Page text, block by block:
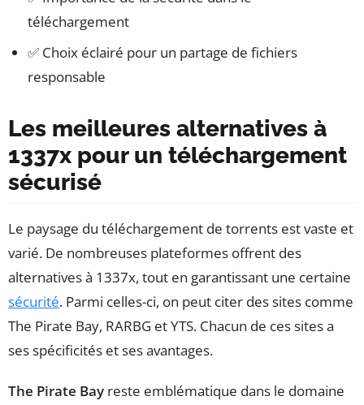
téléchargement
✅ Choix éclairé pour un partage de fichiers
responsable
Les meilleures alternatives à
1337x pour un téléchargement
sécurisé
Le paysage du téléchargement de torrents est vaste et
varié. De nombreuses plateformes offrent des
alternatives à 1337x, tout en garantissant une certaine
sécurité. Parmi celles-ci, on peut citer des sites comme
The Pirate Bay, RARBG et YTS. Chacun de ces sites a
ses spécificités et ses avantages.
The Pirate Bay reste emblématique dans le domaine